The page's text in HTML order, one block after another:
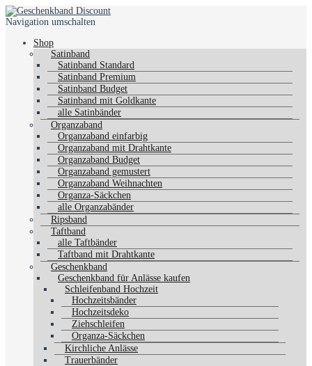
Navigation umschalten
Shop
Satinband
Satinband Standard
Satinband Premium
Satinband Budget
Satinband mit Goldkante
alle Satinbänder
Organzaband
Organzaband einfarbig
Organzaband mit Drahtkante
Organzaband Budget
Organzaband gemustert
Organzaband Weihnachten
Organza-Säckchen
alle Organzabänder
Ripsband
Taftband
alle Taftbänder
Taftband mit Drahtkante
Geschenkband
Geschenkband für Anlässe kaufen
Schleifenband Hochzeit
Hochzeitsbänder
Hochzeitsdeko
Ziehschleifen
Organza-Säckchen
Kirchliche Anlässe
Trauerbänder